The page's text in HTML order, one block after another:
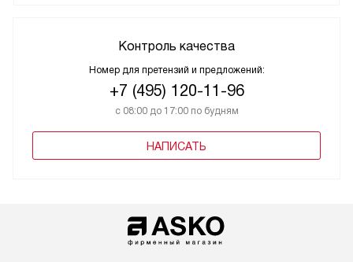
Контроль качества
Номер для претензий и предложений:
+7 (495) 120-11-96
с 08:00 до 17:00 по будням
НАПИСАТЬ